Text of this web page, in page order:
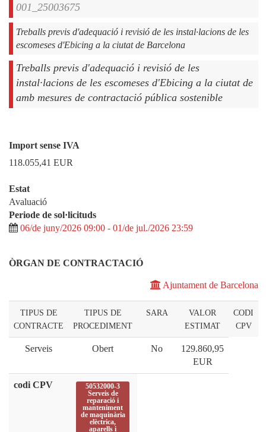
001_25003675
Treballs previs d'adequació i revisió de les instal·lacions de les
escomeses d'Ebicing a la ciutat de Barcelona
Treballs previs d'adequació i revisió de les
instal·lacions de les escomeses d'Ebicing a la ciutat de
amb mesures de contractació pública sostenible
Import sense IVA
118.055,41 EUR
Estat
Avaluació
Periode de sol·licituds
06/de juny/2026 09:00 - 01/de jul./2026 23:59
ÒRGAN DE CONTRACTACIÓ
Ajuntament de Barcelona
TIPUS DE
CONTRACTE
TIPUS DE
PROCEDIMENT
SARA
VALOR
ESTIMAT
CODI
CPV
Serveis Obert No
129.860,95
EUR
codi CPV
50532000-3
Serveis de
reparació i
manteniment
de maquinària
elèctrica,
aparells i